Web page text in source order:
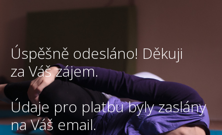
Úspěšně odesláno! Děkuji
za Váš zájem.
Údaje pro platbu byly zaslány
na Váš email.